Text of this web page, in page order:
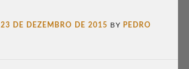
23 DE DEZEMBRO DE 2015 BY PEDRO